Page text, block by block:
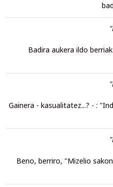
Badira aukera ildo
Gainera - kasualitatez...? - :
Beno, berriro, "Mizelio